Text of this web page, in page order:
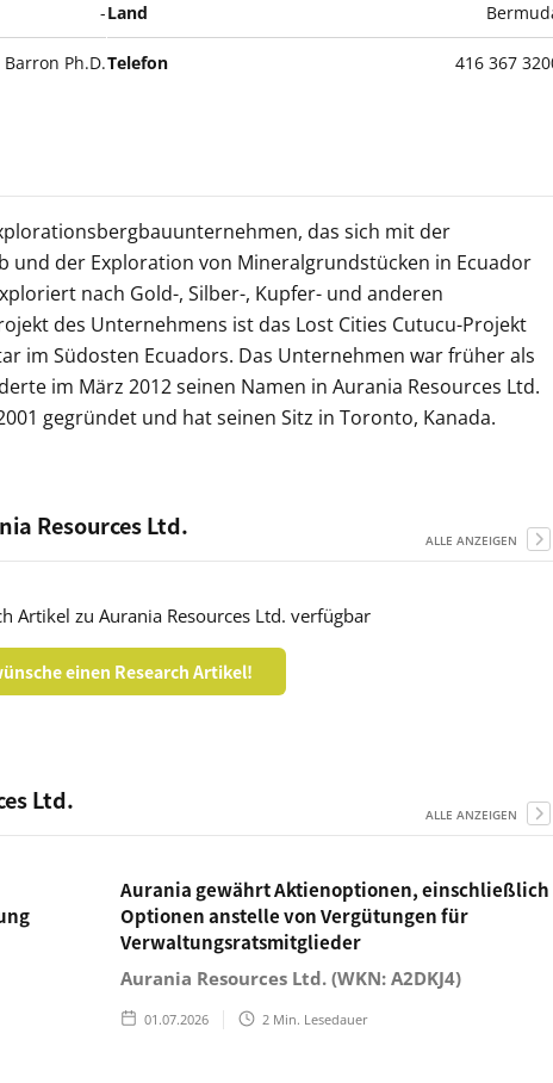
-
Ph.D.
Land
Telefon 416 367
das sich mit der
und der Exploration von Mineralgrundstücken in Ecuador
nach Gold-, Silber-, Kupfer- und anderen
des Unternehmens ist das Lost Cities Cutucu-Projekt
im Südosten Ecuadors. Das Unternehmen war früher als
im März 2012 seinen Namen in Aurania Resources Ltd.
gegründet und hat seinen Sitz in Toronto, Kanada.
Resources Ltd. ALLE ANZEIGEN
Artikel zu Aurania Resources Ltd. verfügbar
einen Research Artikel!
Ltd. ALLE ANZEIGEN
Aurania gewährt Aktienoptionen, einschließlich
Optionen anstelle von Vergütungen für
Verwaltungsratsmitglieder
Aurania Resources Ltd. (WKN: A2DKJ4)
01.07.2026 2Min. Lesedauer